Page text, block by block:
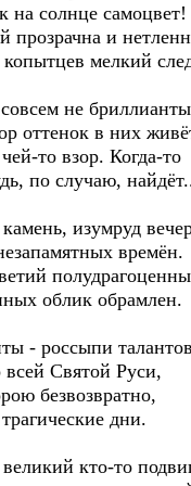
на солнце самоцвет!
прозрачна и
мелкий
не
оттенок в них
то взор. Когда-то
по случаю,
изумруд
времён.
облик обрамлен.
- россыпи талантов
всей Святой Руси,
безвозвратно,
дни.
кто-то